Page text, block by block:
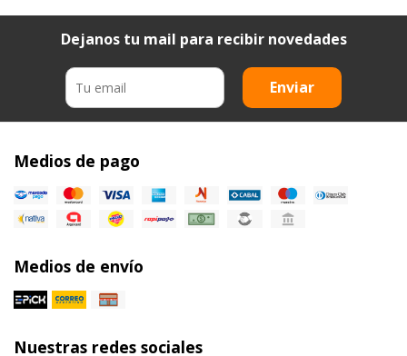
Dejanos tu mail para recibir novedades
Enviar
Medios de pago
Medios de envío
Nuestras redes sociales